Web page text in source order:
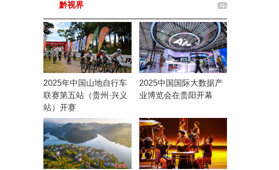
黔视界
2025年中国山地自行车
联赛第五站（贵州·兴义
站）开赛
2025中国国际大数据产
业博览会在贵阳开幕